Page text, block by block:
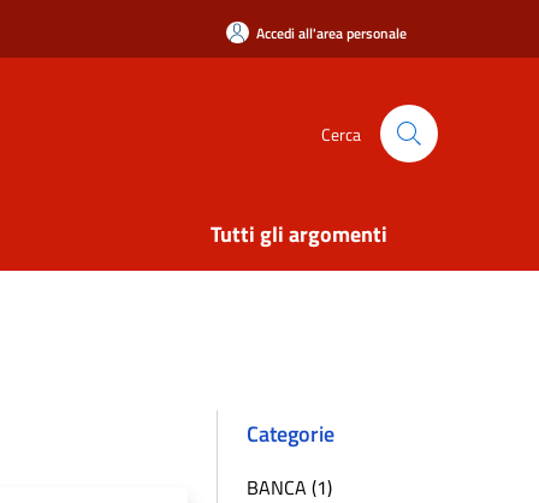
Accedi all'area personale
Cerca
Tutti gli argomenti
Categorie
BANCA (1)